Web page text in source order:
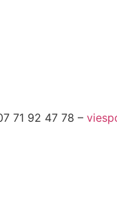
71 92 47 78 –